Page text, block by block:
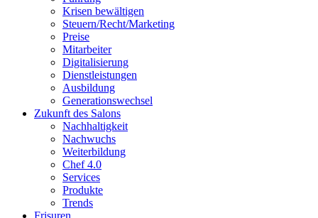
Krisen bewältigen
Steuern/Recht/Marketing
Preise
Mitarbeiter
Digitalisierung
Dienstleistungen
Ausbildung
Generationswechsel
Zukunft des Salons
Nachhaltigkeit
Nachwuchs
Weiterbildung
Chef 4.0
Services
Produkte
Trends
Frisuren